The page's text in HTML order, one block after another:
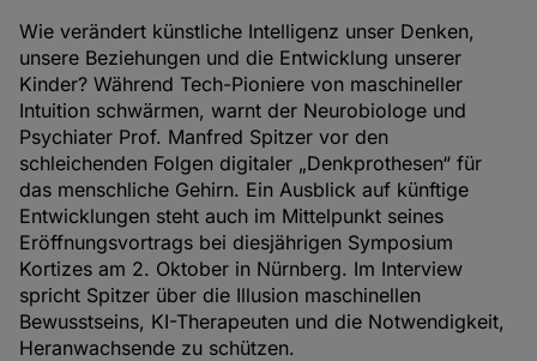
Wie verändert künstliche Intelligenz unser Denken,
unsere Beziehungen und die Entwicklung unserer
Kinder? Während Tech-Pioniere von maschineller
Intuition schwärmen, warnt der Neurobiologe und
Psychiater Prof. Manfred Spitzer vor den
schleichenden Folgen digitaler „Denkprothesen“ für
das menschliche Gehirn. Ein Ausblick auf künftige
Entwicklungen steht auch im Mittelpunkt seines
Eröffnungsvortrags bei diesjährigen Symposium
Kortizes am 2. Oktober in Nürnberg. Im Interview
spricht Spitzer über die Illusion maschinellen
Bewusstseins, KI-Therapeuten und die Notwendigkeit,
Heranwachsende zu schützen.